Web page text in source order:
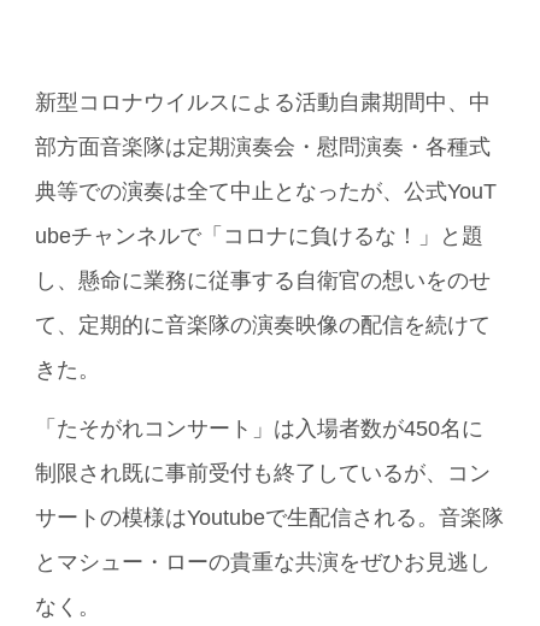
新型コロナウイルスによる活動自粛期間中、中
部方面音楽隊は定期演奏会・慰問演奏・各種式
典等での演奏は全て中止となったが、公式YouT
ubeチャンネルで「コロナに負けるな！」と題
し、懸命に業務に従事する自衛官の想いをのせ
て、定期的に音楽隊の演奏映像の配信を続けて
きた。
「たそがれコンサート」は入場者数が450名に
制限され既に事前受付も終了しているが、コン
サートの模様はYoutubeで生配信される。音楽隊
とマシュー・ローの貴重な共演をぜひお見逃し
なく。